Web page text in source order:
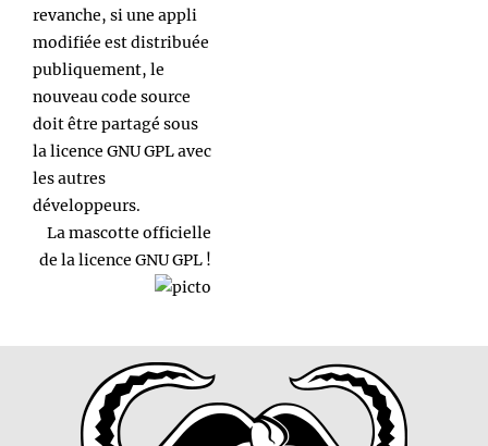
revanche, si une appli
modifiée est distribuée
publiquement, le
nouveau code source
doit être partagé sous
la licence GNU GPL avec
les autres
développeurs.
La mascotte officielle
de la licence GNU GPL !